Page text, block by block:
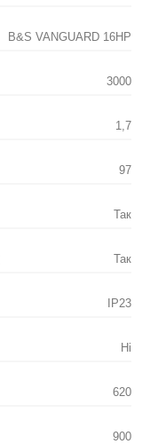
B&S VANGUARD 16HP
3000
1,7
97
Так
Так
IP23
Ні
620
900